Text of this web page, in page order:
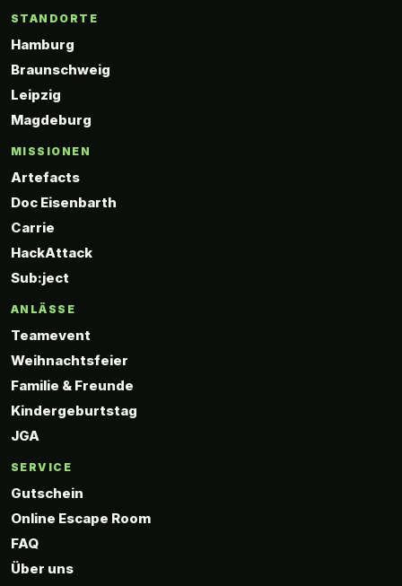
STANDORTE
Hamburg
Braunschweig
Leipzig
Magdeburg
MISSIONEN
Artefacts
Doc Eisenbarth
Carrie
HackAttack
Sub:ject
ANLÄSSE
Teamevent
Weihnachtsfeier
Familie & Freunde
Kindergeburtstag
JGA
SERVICE
Gutschein
Online Escape Room
FAQ
Über uns